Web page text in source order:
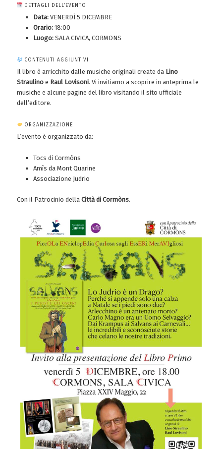
DETTAGLI DELL’EVENTO
Data:VENERDÌ 5 DICEMBRE
Orario:18:00
Luogo:SALA CIVICA, CORMONS
CONTENUTI AGGIUNTIVI
Il libro è arricchito dalle musiche originali create da Lino
Straulino e Raul Lovisoni. Vi invitiamo a scoprire in anteprima le
musiche e alcune pagine del libro visitando il sito ufficiale
dell’editore.
ORGANIZZAZIONE
L’evento è organizzato da:
Tocs di Cormòns
Amîs da Mont Quarine
Associazione Judrio
Con il Patrocinio dellaCittà di Cormòns.